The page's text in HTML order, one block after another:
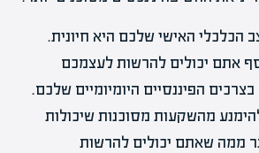
הכלכלי האישי שלכם היא חיונית.
אתם יכולים להרשות לעצמכם
הפיננסיים היומיומיים שלכם.
מהשקעות מסוכנות שיכולות
ממה שאתם יכולים להרשות